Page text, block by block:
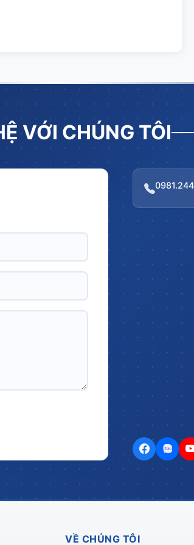
VỚI CHÚNG TÔI
VỀ CHÚNG TÔI